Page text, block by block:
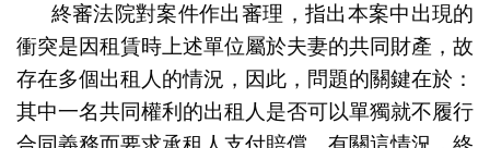
終審法院對案件作出審理，指出本案中出現的
衝突是因租賃時上述單位屬於夫妻的共同財產，故
存在多個出租人的情況，因此，問題的關鍵在於：
其中一名共同權利的出租人是否可以單獨就不履行